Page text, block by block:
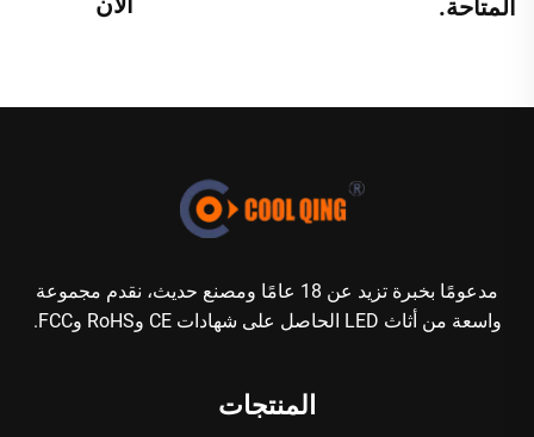
المتاحة.
مدعومًا بخبرة تزيد عن 18 عامًا ومصنع حديث، نقدم مجموعة
واسعة من أثاث LED الحاصل على شهادات CE وRoHS وFCC.
المنتجات